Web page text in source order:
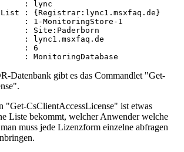
: lync
: {Registrar:lync1.msxfaq.de}
: 1-MonitoringStore-1
: Site:Paderborn
: lync1.msxfaq.de
: 6
: MonitoringDatabase
Datenbank gibt es das Commandlet "Get-
"Get-CsClientAccessLicense" ist etwas
Liste bekommt, welcher Anwender welche
muss jede Lizenzform einzelne abfragen